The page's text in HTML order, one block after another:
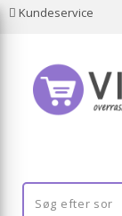
Kundeservice